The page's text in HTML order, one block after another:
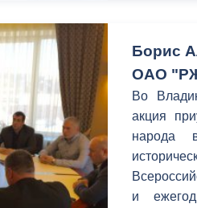
Борис
ОАО
Во
акция
народа
и